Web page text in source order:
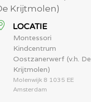
LOCATIE
Montessori
Kindcentrum
Oostzanerwerf (v.h. De
Krijtmolen)
Molenwijk 8 1035 EE
Amsterdam